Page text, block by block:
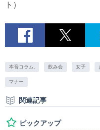
ト）
本音コラム. 飲み会 女子
マナー
関連記事
ピックアップ